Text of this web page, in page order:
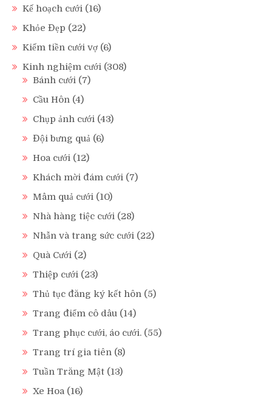
Kế hoạch cưới (16)
Khỏe Đẹp (22)
Kiếm tiền cưới vợ (6)
Kinh nghiệm cưới (308)
Bánh cưới (7)
Cầu Hôn (4)
Chụp ảnh cưới (43)
Đội bưng quả (6)
Hoa cưới (12)
Khách mời đám cưới (7)
Mâm quả cưới (10)
Nhà hàng tiệc cưới (28)
Nhẫn và trang sức cưới (22)
Quà Cưới (2)
Thiệp cưới (23)
Thủ tục đăng ký kết hôn (5)
Trang điểm cô dâu (14)
Trang phục cưới, áo cưới. (55)
Trang trí gia tiên (8)
Tuần Trăng Mật (13)
Xe Hoa (16)